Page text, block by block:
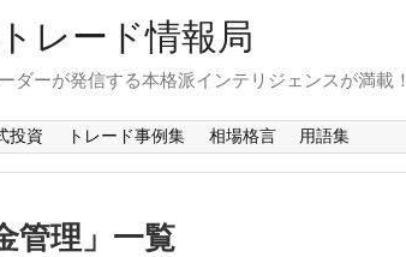
レード情報局
ダーが発信する本格派インテリジェンスが満載！
投資 トレード事例集 相場格言 用語集
管理 」 一覧